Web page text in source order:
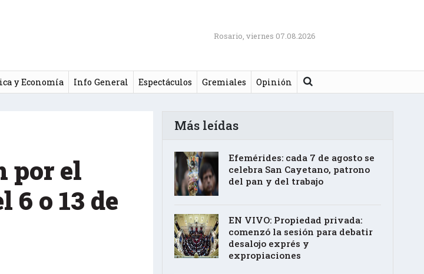
Rosario, viernes 07.08.2026
y Economía Info General Espectáculos Gremiales Opinión Buscar
por el
6 o 13 de
Más leídas
Efemérides: cada 7 de agosto se
celebra San Cayetano, patrono
del pan y del trabajo
EN VIVO: Propiedad privada:
comenzó la sesión para debatir
desalojo exprés y
expropiaciones